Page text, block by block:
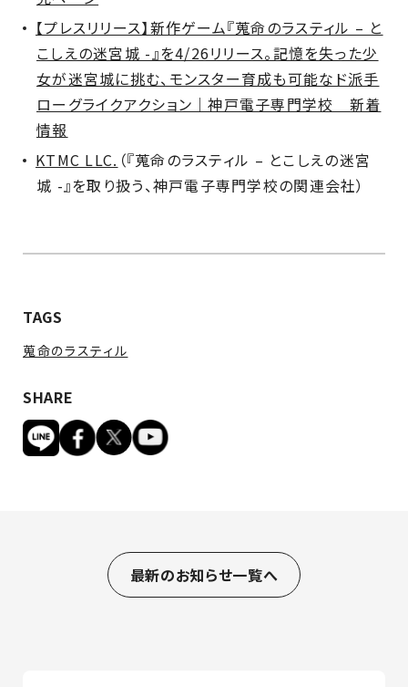
【プレスリリース】新作ゲーム『蒐命のラスティル – と
こしえの迷宮城 -』を4/26リリース。記憶を失った少
女が迷宮城に挑む、モンスター育成も可能なド派手
ローグライクアクション｜神戸電子専門学校 新着
情報
KTMC LLC. （『蒐命のラスティル – とこしえの迷宮
城 -』を取り扱う、神戸電子専門学校の関連会社）
TAGS
蒐命のラスティル
SHARE
最新のお知らせ一覧へ